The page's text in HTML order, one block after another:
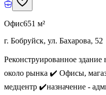
Офис651 м²
г. Бобруйск, ул. Бахарова, 52
Реконструированное
около рынка ✔️ Офисы,
медцентр ✔️назначение -